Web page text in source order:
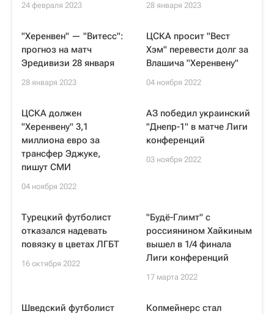
24 февраля 2023 28 января 2023
"Херенвен" — "Витесс":
прогноз на матч
Эредивизи 28 января
28 января 2023
ЦСКА просит "Вест
Хэм" перевести долг за
Влашича "Херенвену"
04 ноября 2022
ЦСКА должен
"Херенвену" 3,1
миллиона евро за
трансфер Эджуке,
пишут СМИ
04 ноября 2022
АЗ победил украинский
"Днепр-1" в матче Лиги
конференций
03 ноября 2022
Турецкий футболист
отказался надевать
повязку в цветах ЛГБТ
16 октября 2022
"Будё-Глимт" с
россиянином Хайкиным
вышел в 1/4 финала
Лиги конференций
17 марта 2022
Шведский футболист
Копмейнерс стал